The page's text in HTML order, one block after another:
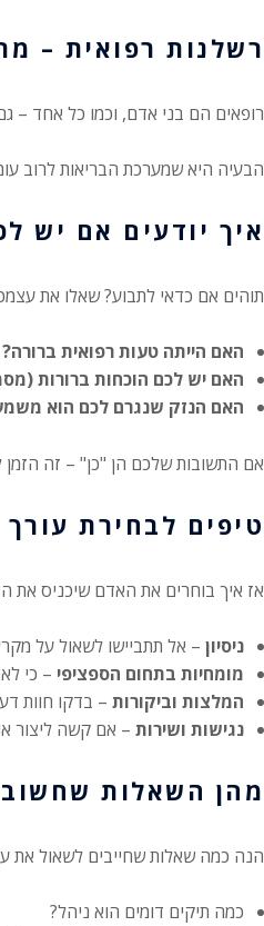
רשלנות רפואית –
רופאים הם בני אדם, וכמו כל אחד –
הבעיה היא שמערכת הבריאות לרוב
איך יודעים אם יש
תוהים אם כדאי לתבוע? שאלו את
האם הייתה טעות רפואית ברורה?
האם יש לכם הוכחות ברורות
האם הנזק שנגרם לכם הוא
אם התשובות שלכם הן "כן" – זה הזמן
טיפים לבחירת עורך
אז איך בוחרים את האדם שיכניס את
ניסיון – אל תתביישו לשאול על
מומחיות בתחום הספציפי – כי
המלצות וביקורות – בדקו חוות
נגישות ושירות – אם קשה ליצור
מהן השאלות
הנה כמה שאלות שחייבים לשאול את
כמה תיקים דומים הוא ניהל?